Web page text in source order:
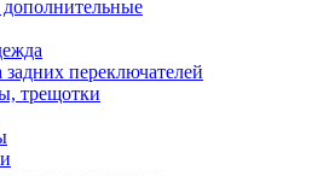
дополнительные
задних переключателей
трещотки